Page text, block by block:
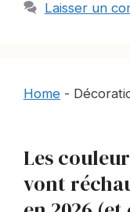
Laisser un
Home -
Les
vont